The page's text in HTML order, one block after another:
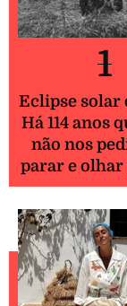
1
Eclipse solar
Há 114 anos
não nos
parar e olhar